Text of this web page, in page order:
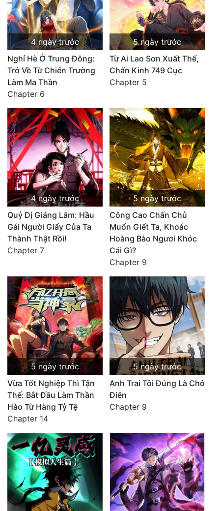
4 ngày trước
Nghỉ Hè Ở Trung Đông:
Trở Về Từ Chiến Trường
Làm Ma Thần
Chapter 6
5 ngày trước
Từ Ai Lao Sơn Xuất Thế,
Chấn Kinh 749 Cục
Chapter 5
4 ngày trước
Quỷ Dị Giáng Lâm: Hầu
Gái Người Giấy Của Ta
Thành Thật Rồi!
Chapter 7
5 ngày trước
Công Cao Chấn Chủ
Muốn Giết Ta, Khoác
Hoàng Bào Ngươi Khóc
Cái Gì?
Chapter 9
5 ngày trước
Vừa Tốt Nghiệp Thì Tận
Thế: Bắt Đầu Làm Thần
Hào Từ Hàng Tỷ Tệ
Chapter 14
5 ngày trước
Anh Trai Tôi Đúng Là Chó
Điên
Chapter 9